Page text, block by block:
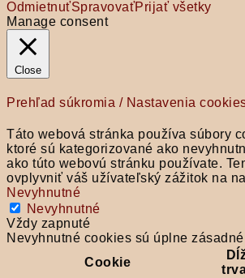
OdmietnuťSpravovaťPrijať všetky
Manage consent
Close
Prehľad súkromia / Nastavenia
Táto webová stránka používa súbory
ktoré sú kategorizované ako
ako túto webovú stránku používate.
ovplyvniť váš užívateľský zážitok na
Nevyhnutné
Nevyhnutné
Vždy zapnuté
Nevyhnutné cookies sú úplne
Cookie